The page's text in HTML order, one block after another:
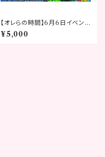
【オレらの時間】6月6日イベント
チケット
¥5,000